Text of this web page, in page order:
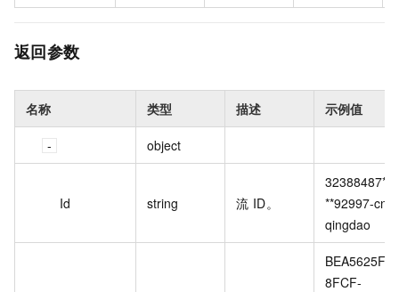
返回参数
名称 类型 描述 示例值
object
Id string 流 ID。
32388487**
**92997-cn-
qingdao
BEA5625F-
8FCF-